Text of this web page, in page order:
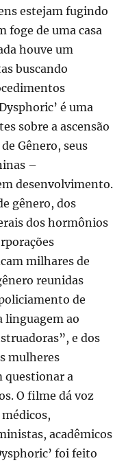
estejam fugindo
foge de uma casa
houve um
buscando
é uma
sobre a ascensão
Gênero, seus
–
desenvolvimento.
gênero, dos
dos hormônios
milhares de
reunidas
de
linguagem ao
e dos
mulheres
questionar a
O filme dá voz
acadêmicos
foi feito